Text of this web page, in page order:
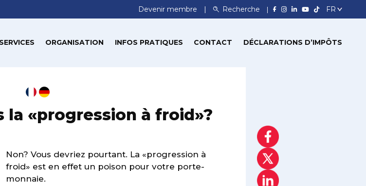
Devenir membre Recherche
SERVICES ORGANISATION INFOS PRATIQUES CONTACT DÉCLARATIONS D’IMPÔTS
la «progression à froid»?
Non? Vous devriez pourtant. La «progression à
froid» est en effet un poison pour votre porte-
monnaie.